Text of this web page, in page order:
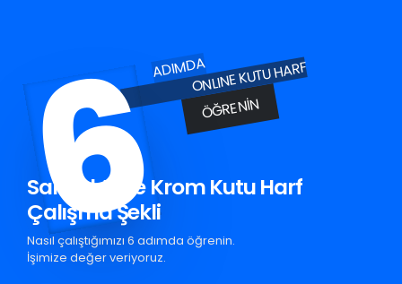
6ADIMDAONLINE KUTU HARF
ÖĞRENIN
Sancaktepe Krom Kutu Harf
Çalışma Şekli
Nasıl çalıştığımızı 6 adımda öğrenin.
İşimize değer veriyoruz.